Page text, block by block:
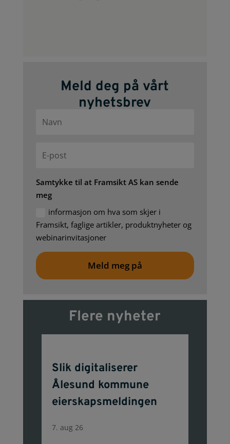
Meld deg på vårt
nyhetsbrev
Samtykke til at Framsikt AS kan sende
meg
informasjon om hva som skjer i
Framsikt, faglige artikler, produktnyheter og
webinarinvitasjoner
Meld meg på
Flere nyheter
Slik digitaliserer
Ålesund kommune
eierskapsmeldingen
7. aug 26